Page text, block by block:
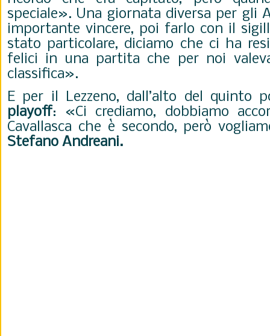
speciale». Una giornata diversa per gli
importante vincere, poi farlo con il
stato particolare, diciamo che ci ha
felici in una partita che per noi
classifica».
E per il Lezzeno, dall’alto del quinto
playoff: «Ci crediamo, dobbiamo
Cavallasca che è secondo, però
Stefano Andreani.